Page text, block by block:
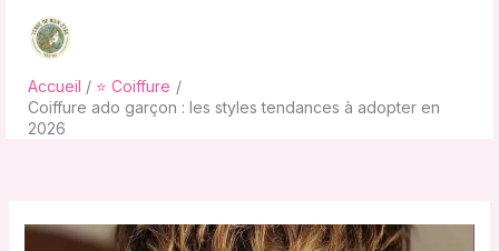
contenu
Accueil
⭐ Coiffure
Coiffure ado garçon : les styles tendances à adopter en
2026